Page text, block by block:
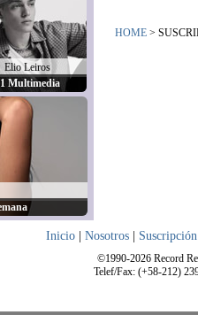
Elio Leiros
Multimedia
HOME >
Inicio Nosotros Suscripción
©1990-2026 Record
Telef/Fax: (+58-212)